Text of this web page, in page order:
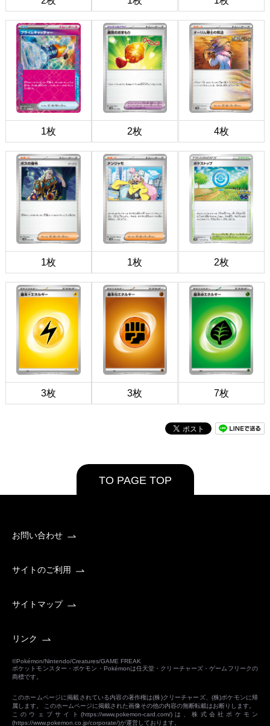
1枚 2枚 4枚
1枚 1枚 2枚
3枚 3枚 7枚
TO PAGE TOP
お問い合わせ
サイトのご利用
サイトマップ
リンク
©Pokémon/Nintendo/Creatures/GAME FREAK
ポケットモンスター・ポケモン・Pokémonは任天堂・クリーチャーズ・ゲームフリークの
商標です。
このホームページに掲載されている内容の著作権は(株)クリーチャーズ、(株)ポケモンに帰
属します。 このホームページに掲載された画像その他の内容の無断転載はお断りします。
このウェブサイト(https://www.pokemon-card.com/)は、株式会社ポケモン
(https://www.pokemon.co.jp/corporate/)が運営しております。